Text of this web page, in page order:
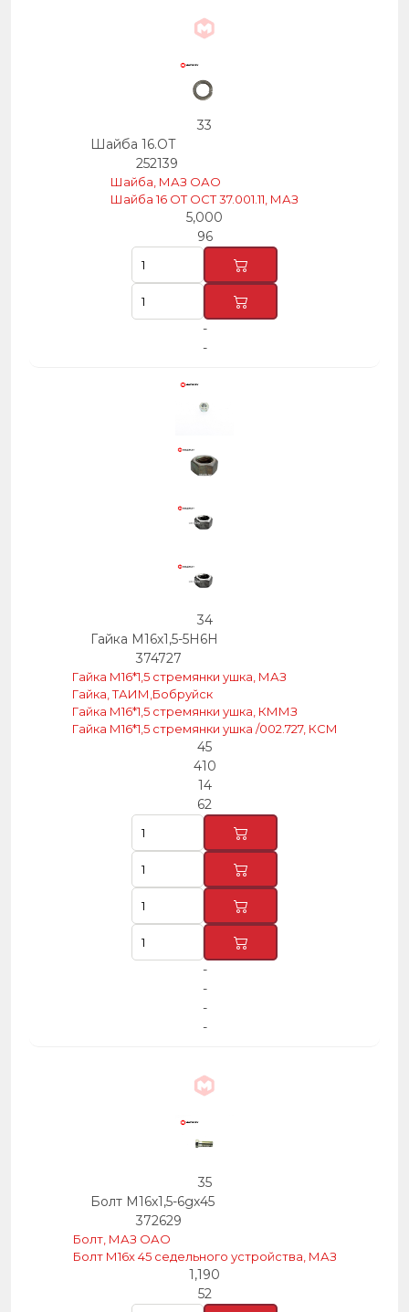
33
Шайба 16.ОТ
252139
Шайба, МАЗ ОАО
Шайба 16 OT OCT 37.001.11, МАЗ
5,000
96
-
-
34
Гайка М16х1,5-5Н6Н
374727
Гайка М16*1,5 стремянки ушка, МАЗ
Гайка, ТАИМ,Бобруйск
Гайка М16*1,5 стремянки ушка, КММЗ
Гайка М16*1,5 стремянки ушка /002.727, КСМ
45
410
14
62
-
-
-
-
35
Болт М16х1,5-6gх45
372629
Болт, МАЗ ОАО
Болт М16х 45 седельного устройства, МАЗ
1,190
52